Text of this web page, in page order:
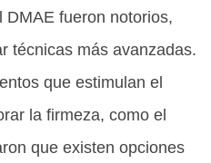
DMAE fueron notorios,
técnicas más avanzadas.
que estimulan el
la firmeza, como el
que existen opciones